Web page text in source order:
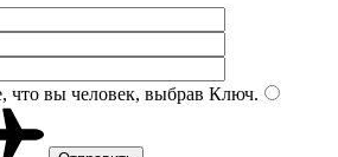
что вы человек, выбрав Ключ.